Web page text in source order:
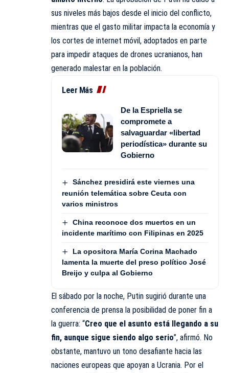
sus niveles más bajos desde el inicio del conflicto,
mientras que el gasto militar impacta la economía y
los cortes de internet móvil, adoptados en parte
para impedir ataques de drones ucranianos, han
generado malestar en la población.
Leer Más
De la Espriella se
compromete a
salvaguardar «libertad
periodística» durante su
Gobierno
Sánchez presidirá este viernes una
reunión telemática sobre Ceuta con
varios ministros
China reconoce dos muertos en un
incidente marítimo con Filipinas en 2025
La opositora María Corina Machado
lamenta la muerte del preso político José
Breijo y culpa al Gobierno
El sábado por la noche, Putin sugirió durante una
conferencia de prensa la posibilidad de poner fin a
la guerra: “Creo que el asunto está llegando a su
fin, aunque sigue siendo algo serio”, afirmó. No
obstante, mantuvo un tono desafiante hacia las
naciones europeas que apoyan a Ucrania. Por el